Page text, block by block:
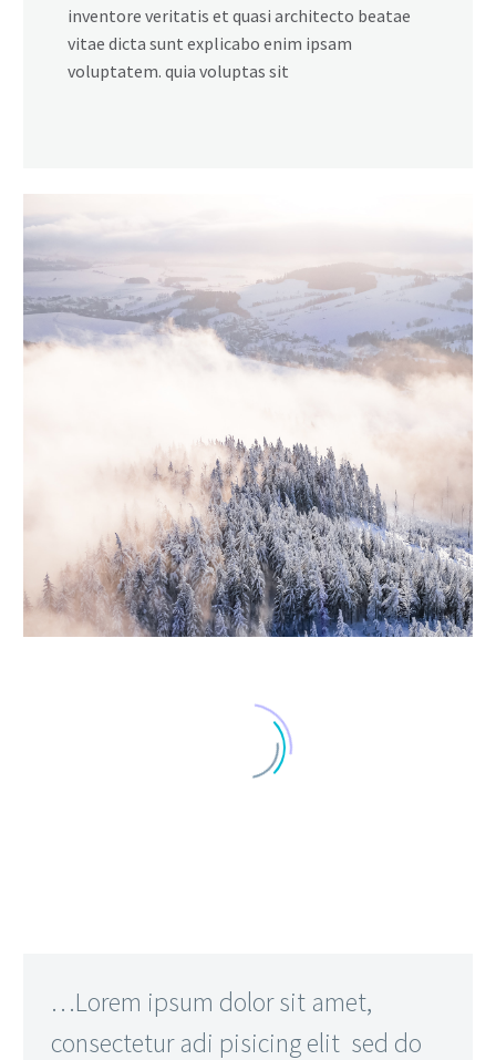
inventore veritatis et quasi architecto beatae
vitae dicta sunt explicabo enim ipsam
voluptatem. quia voluptas sit
…Lorem ipsum dolor sit amet,
consectetur adi pisicing elit sed do